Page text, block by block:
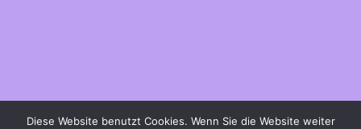
Diese Website benutzt Cookies. Wenn Sie die Website weiter